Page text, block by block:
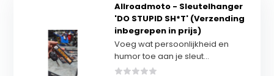
Allroadmoto - Sleutelhanger
'DO STUPID SH*T' (Verzending
inbegrepen in prijs)
Voeg wat persoonlijkheid en
humor toe aan je sleut...